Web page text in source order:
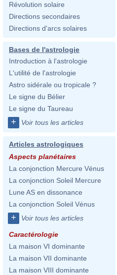
Révolution solaire
Directions secondaires
Directions d'arcs solaires
Bases de l'astrologie
Introduction à l'astrologie
L'utilité de l'astrologie
Astro sidérale ou tropicale ?
Le signe du Bélier
Le signe du Taureau
+ Voir tous les articles
Articles astrologiques
Aspects planétaires
La conjonction Mercure Vénus
La conjonction Soleil Mercure
Lune AS en dissonance
La conjonction Soleil Vénus
+ Voir tous les articles
Caractérologie
La maison VI dominante
La maison VII dominante
La maison VIII dominante